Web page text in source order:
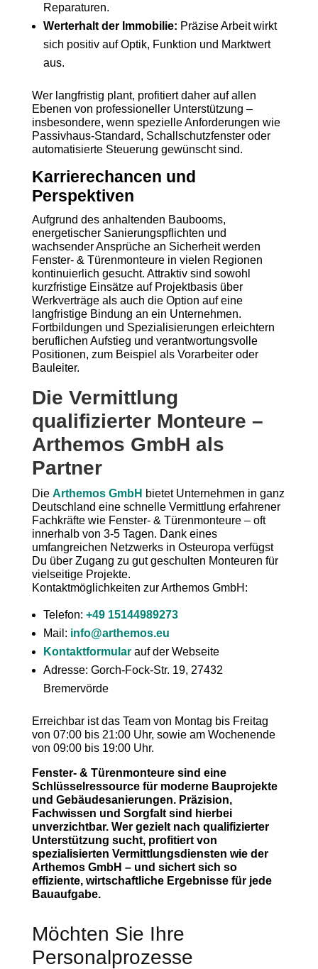
Reparaturen.
Werterhalt der Immobilie: Präzise Arbeit wirkt
sich positiv auf Optik, Funktion und Marktwert
aus.
Wer langfristig plant, profitiert daher auf allen
Ebenen von professioneller Unterstützung –
insbesondere, wenn spezielle Anforderungen wie
Passivhaus-Standard, Schallschutzfenster oder
automatisierte Steuerung gewünscht sind.
Karrierechancen und
Perspektiven
Aufgrund des anhaltenden Baubooms,
energetischer Sanierungspflichten und
wachsender Ansprüche an Sicherheit werden
Fenster- & Türenmonteure in vielen Regionen
kontinuierlich gesucht. Attraktiv sind sowohl
kurzfristige Einsätze auf Projektbasis über
Werkverträge als auch die Option auf eine
langfristige Bindung an ein Unternehmen.
Fortbildungen und Spezialisierungen erleichtern
beruflichen Aufstieg und verantwortungsvolle
Positionen, zum Beispiel als Vorarbeiter oder
Bauleiter.
Die Vermittlung
qualifizierter Monteure –
Arthemos GmbH als
Partner
Die Arthemos GmbH bietet Unternehmen in ganz
Deutschland eine schnelle Vermittlung erfahrener
Fachkräfte wie Fenster- & Türenmonteure – oft
innerhalb von 3-5 Tagen. Dank eines
umfangreichen Netzwerks in Osteuropa verfügst
Du über Zugang zu gut geschulten Monteuren für
vielseitige Projekte.
Kontaktmöglichkeiten zur Arthemos GmbH:
Telefon: +49 15144989273
Mail: info@arthemos.eu
Kontaktformularauf der Webseite
Adresse: Gorch-Fock-Str. 19, 27432
Bremervörde
Erreichbar ist das Team von Montag bis Freitag
von 07:00 bis 21:00 Uhr, sowie am Wochenende
von 09:00 bis 19:00 Uhr.
Fenster- & Türenmonteure sind eine
Schlüsselressource für moderne Bauprojekte
und Gebäudesanierungen. Präzision,
Fachwissen und Sorgfalt sind hierbei
unverzichtbar. Wer gezielt nach qualifizierter
Unterstützung sucht, profitiert von
spezialisierten Vermittlungsdiensten wie der
Arthemos GmbH – und sichert sich so
effiziente, wirtschaftliche Ergebnisse für jede
Bauaufgabe.
Möchten Sie Ihre
Personalprozesse